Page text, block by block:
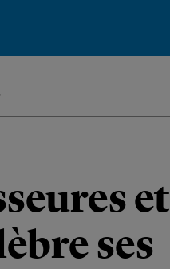
et
ses